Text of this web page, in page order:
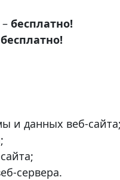
–бесплатно!
бесплатно!
и данных веб-сайта;
сервера.